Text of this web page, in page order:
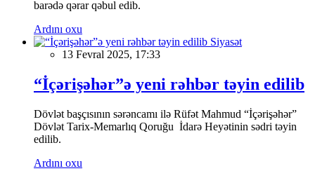
barədə qərar qəbul edib.
Ardını oxu
Siyasət
13 Fevral 2025, 17:33
“İçərişəhər”ə yeni rəhbər təyin edilib
Dövlət başçısının sərəncamı ilə Rüfət Mahmud “İçərişəhər”
Dövlət Tarix-Memarlıq Qoruğu İdarə Heyətinin sədri təyin
edilib.
Ardını oxu